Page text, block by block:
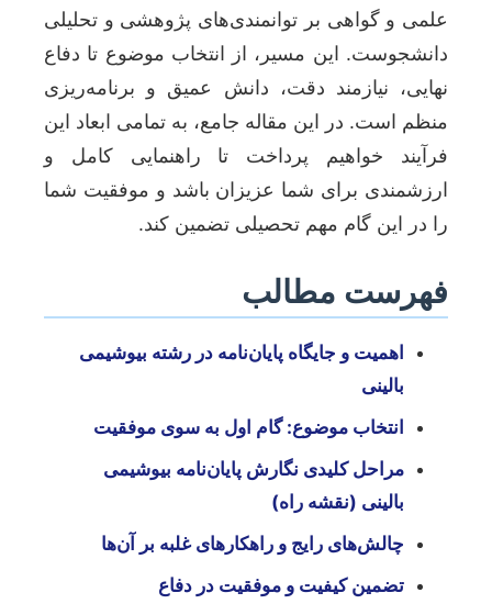
علمی و گواهی بر توانمندی‌های پژوهشی و تحلیلی
دانشجوست. این مسیر، از انتخاب موضوع تا دفاع
نهایی، نیازمند دقت، دانش عمیق و برنامه‌ریزی
منظم است. در این مقاله جامع، به تمامی ابعاد این
فرآیند خواهیم پرداخت تا راهنمایی کامل و
ارزشمندی برای شما عزیزان باشد و موفقیت شما
را در این گام مهم تحصیلی تضمین کند.
فهرست مطالب
اهمیت و جایگاه پایان‌نامه در رشته بیوشیمی
بالینی
انتخاب موضوع: گام اول به سوی موفقیت
مراحل کلیدی نگارش پایان‌نامه بیوشیمی
بالینی (نقشه راه)
چالش‌های رایج و راهکارهای غلبه بر آن‌ها
تضمین کیفیت و موفقیت در دفاع